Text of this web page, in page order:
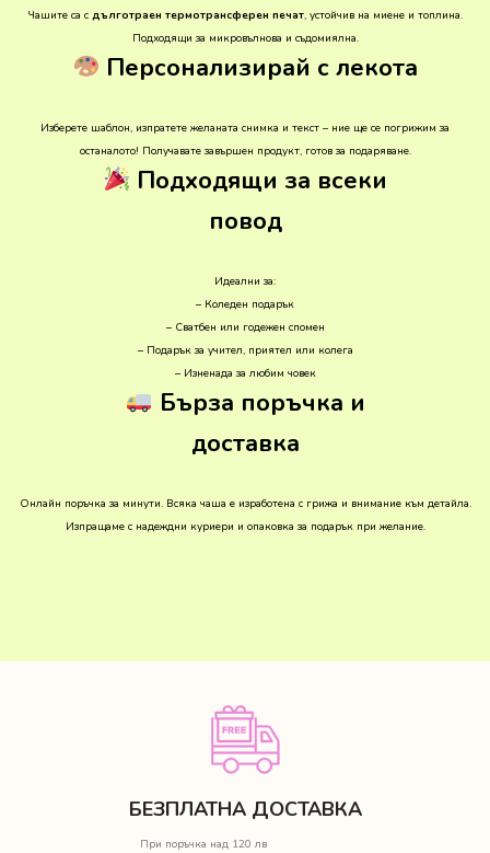
Чашите са с дълготраен термотрансферен печат, устойчив на миене и топлина.
Подходящи за микровълнова и съдомиялна.
Персонализирай с лекота
Изберете шаблон, изпратете желаната снимка и текст – ние ще се погрижим за
останалото! Получавате завършен продукт, готов за подаряване.
Подходящи за всеки
повод
Идеални за:
– Коледен подарък
– Сватбен или годежен спомен
– Подарък за учител, приятел или колега
– Изненада за любим човек
Бърза поръчка и
доставка
Онлайн поръчка за минути. Всяка чаша е изработена с грижа и внимание към детайла.
Изпращаме с надеждни куриери и опаковка за подарък при желание.
БЕЗПЛАТНА ДОСТАВКА
При поръчка над 120 лв